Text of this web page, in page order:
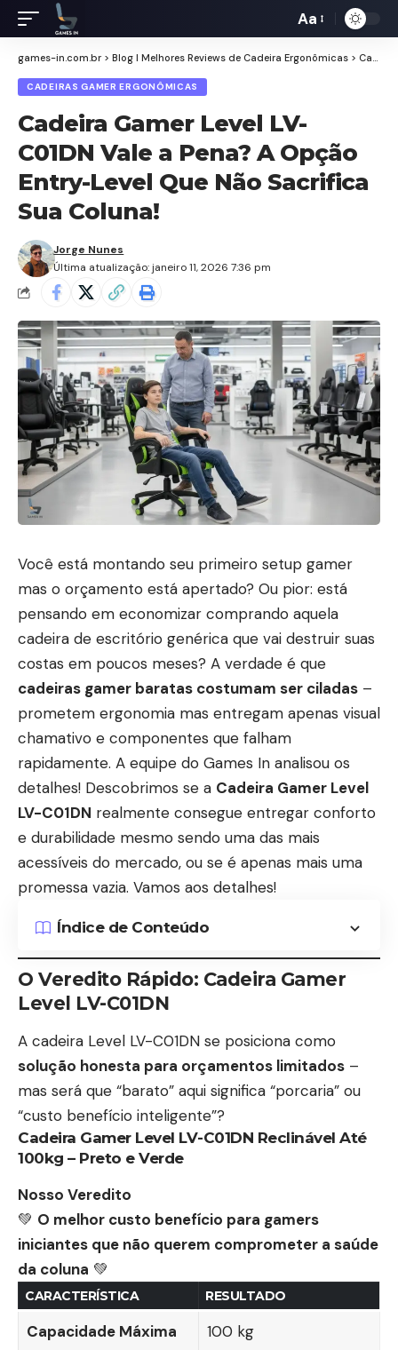
de
Aa
games-in.com.br > Blog I Melhores Reviews de Cadeira Ergonômicas > Cadeiras Gamer Ergonômicas
CADEIRAS GAMER ERGONÔMICAS
Cadeira Gamer Level LV-
C01DN Vale a Pena? A Opção
Entry-Level Que Não Sacrifica
Sua Coluna!
Última atualização: janeiro 11, 2026 7:36 pm
Jorge Nunes
Você está montando seu primeiro setup gamer
mas o orçamento está apertado? Ou pior: está
pensando em economizar comprando aquela
cadeira de escritório genérica que vai destruir suas
costas em poucos meses? A verdade é que
cadeiras gamer baratas costumam ser ciladas –
prometem ergonomia mas entregam apenas visual
chamativo e componentes que falham
rapidamente. A equipe do Games In analisou os
detalhes! Descobrimos se a Cadeira Gamer Level
LV-C01DN realmente consegue entregar conforto
e durabilidade mesmo sendo uma das mais
acessíveis do mercado, ou se é apenas mais uma
promessa vazia. Vamos aos detalhes!
Índice de Conteúdo
O Veredito Rápido: Cadeira Gamer
Level LV-C01DN
A cadeira Level LV-C01DN se posiciona como
solução honesta para orçamentos limitados –
mas será que “barato” aqui significa “porcaria” ou
“custo benefício inteligente”?
Cadeira Gamer Level LV-C01DN Reclinável Até
100kg – Preto e Verde
Nosso Veredito
💚 O melhor custo benefício para gamers
iniciantes que não querem comprometer a saúde
da coluna 💚
CARACTERÍSTICA RESULTADO
Capacidade Máxima 100 kg